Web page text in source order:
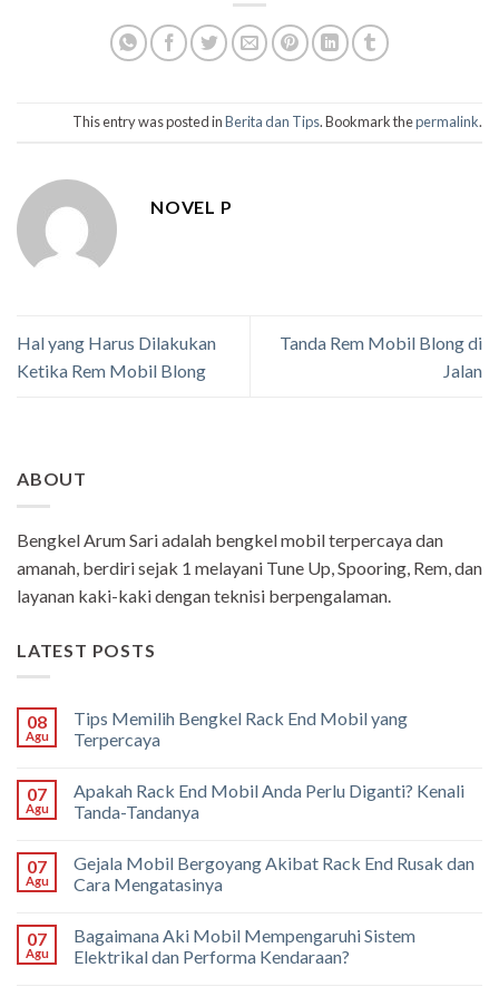
ABOUT
Bengkel Arum Sari adalah bengkel mobil terpercaya dan
amanah, berdiri sejak 1 melayani Tune Up, Spooring, Rem, dan
layanan kaki-kaki dengan teknisi berpengalaman.
LATEST POSTS
08
Agu
Tips Memilih Bengkel Rack End Mobil yang
Terpercaya
07
Agu
Apakah Rack End Mobil Anda Perlu Diganti? Kenali
Tanda-Tandanya
07
Agu
Gejala Mobil Bergoyang Akibat Rack End Rusak dan
Cara Mengatasinya
07
Agu
Bagaimana Aki Mobil Mempengaruhi Sistem
Elektrikal dan Performa Kendaraan?
This entry was posted inBerita dan Tips. Bookmark thepermalink.
NOVEL P
Hal yang Harus Dilakukan
Ketika Rem Mobil Blong
Tanda Rem Mobil Blong di
Jalan